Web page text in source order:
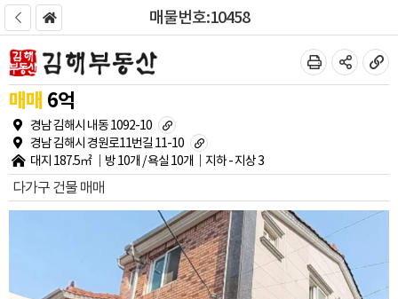
매물번호:10458
매매 6억
경남 김해시 내동 1092-10
경남 김해시 경원로11번길 11-10
대지 187.5㎡ 방10개 / 욕실 10개 지하-지상3
다가구 건물 매매